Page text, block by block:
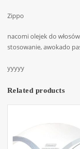
Zippo
nacomi olejek do
stosowanie, awokado
yyyyy
Related products